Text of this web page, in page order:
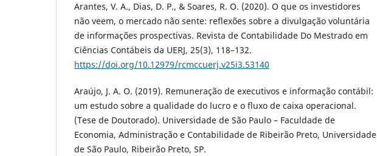
Arantes, V. A., Dias, D. P., & Soares, R. O. (2020). O que os investidores
não veem, o mercado não sente: reflexões sobre a divulgação voluntária
de informações prospectivas. Revista de Contabilidade Do Mestrado em
Ciências Contábeis da UERJ, 25(3), 118–132.
https://doi.org/10.12979/rcmccuerj.v25i3.53140
Araújo, J. A. O. (2019). Remuneração de executivos e informação contábil:
um estudo sobre a qualidade do lucro e o fluxo de caixa operacional.
(Tese de Doutorado). Universidade de São Paulo – Faculdade de
Economia, Administração e Contabilidade de Ribeirão Preto, Universidade
de São Paulo, Ribeirão Preto, SP.